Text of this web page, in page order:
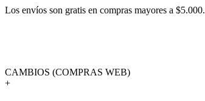
Los envíos son gratis en compras mayores a $5.000.
CAMBIOS (COMPRAS WEB)
+